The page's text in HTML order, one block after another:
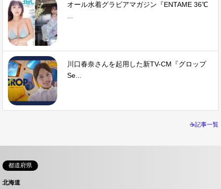
オール水着グラビアマガジン『ENTAME 36℃
...
川口春奈さんを起用した新TV-CM『グロップ
Se...
☕記事一覧
都道府県
北海道